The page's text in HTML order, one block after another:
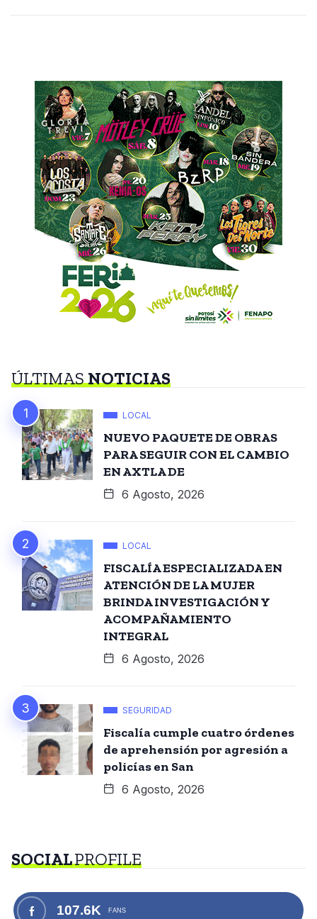
ÚLTIMASNOTICIAS
LOCAL
NUEVO PAQUETE DE OBRAS
PARA SEGUIR CON EL CAMBIO
EN AXTLA DE
6 Agosto, 2026
LOCAL
FISCALÍA ESPECIALIZADA EN
ATENCIÓN DE LA MUJER
BRINDA INVESTIGACIÓN Y
ACOMPAÑAMIENTO
INTEGRAL
6 Agosto, 2026
SEGURIDAD
Fiscalía cumple cuatro órdenes
de aprehensión por agresión a
policías en San
6 Agosto, 2026
SOCIALPROFILE
107.6K FANS